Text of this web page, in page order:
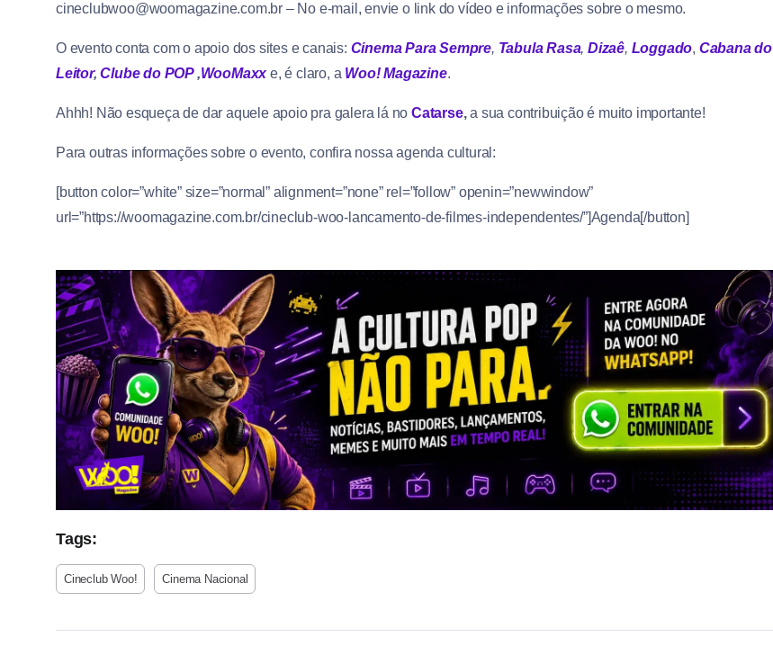
cineclubwoo@woomagazine.com.br – No e-mail, envie o link do vídeo e informações sobre o mesmo.
O evento conta com o apoio dos sites e canais: Cinema Para Sempre, Tabula Rasa,Dizaê, Loggado, Cabana do
Leitor,Clube do POP,WooMaxxe, é claro, a Woo! Magazine.
Ahhh! Não esqueça de dar aquele apoio pra galera lá no Catarse,a sua contribuição é muito importante!
Para outras informações sobre o evento, confira nossa agenda cultural:
[button color=”white” size=”normal” alignment=”none” rel=”follow” openin=”newwindow”
url=”https://woomagazine.com.br/cineclub-woo-lancamento-de-filmes-independentes/”]Agenda[/button]
Tags:
Cineclub Woo! Cinema Nacional